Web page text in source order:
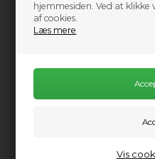
hjemmesiden. Ved at
af cookies.
Læs mere
Vis
Ikke på lager
269,00DKK